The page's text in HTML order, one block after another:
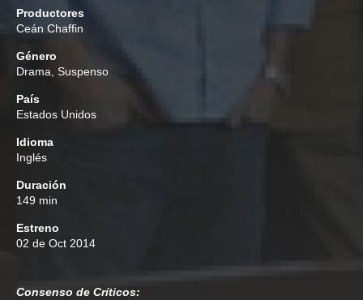
Productores
Ceán Chaffin
Género
Drama Suspenso
País
Estados Unidos
Idioma
Inglés
Duración
149 min
Estreno
02 de Oct 2014
Consenso de Críticos: